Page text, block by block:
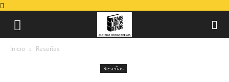
Inicio Reseñas
Reseñas